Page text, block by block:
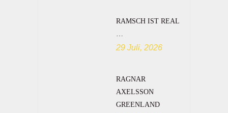
RAMSCH IST REAL
29 Juli, 2026
RAGNAR
AXELSSON
GREENLAND